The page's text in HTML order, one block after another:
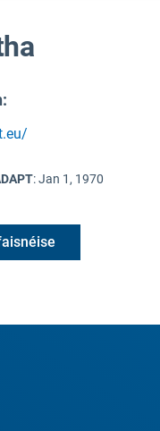
:Jan 1, 1970